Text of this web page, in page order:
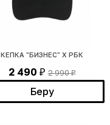
КЕПКА "БИЗНЕС" X РБК
2 490 ₽ 2 990₽
Беру